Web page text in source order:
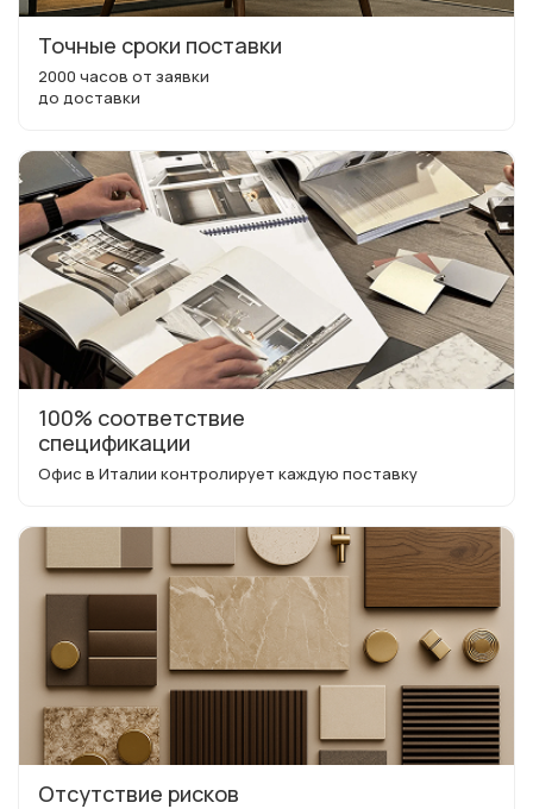
Точные сроки поставки
2000 часов от заявки
до доставки
100% соответствие
спецификации
Офис в Италии контролирует каждую поставку
Отсутствие рисков